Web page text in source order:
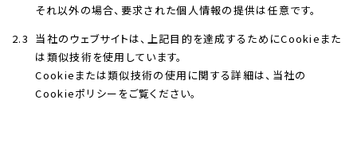
それ以外の場合、要求された個人情報の提供は任意です。
2.3 当社のウェブサイトは、上記目的を達成するためにCookieまた
は類似技術を使用しています。
Cookieまたは類似技術の使用に関する詳細は、当社の
Cookieポリシーをご覧ください。